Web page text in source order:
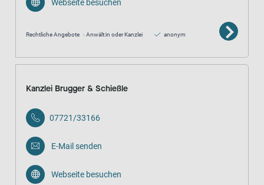
Webseite besuchen
Rechtliche Angebote Anwält:in oder Kanzlei anonym
Kanzlei Brugger & Schießle
07721/33166
E-Mail senden
Webseite besuchen